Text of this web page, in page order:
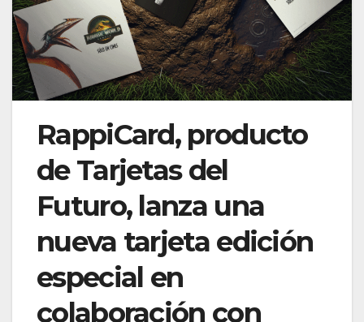
RappiCard, producto
de Tarjetas del
Futuro, lanza una
nueva tarjeta edición
especial en
colaboración con